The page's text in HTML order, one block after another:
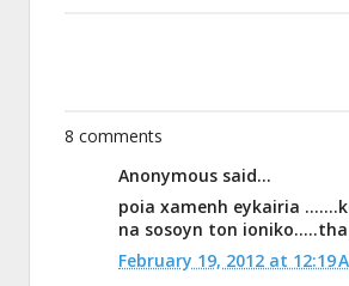
8 comments
Anonymous said...
poia xamenh eykairia
na sosoyn ton
February 19, 2012 at 12:19